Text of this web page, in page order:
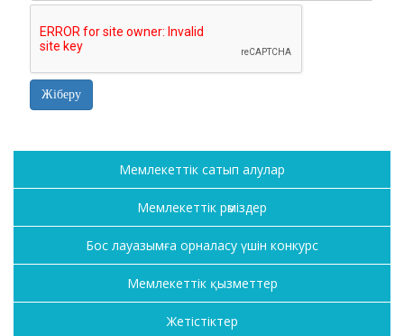
Мемлекеттік сатып алулар
Мемлекеттік рәміздер
Бос лауазымға орналасу үшін конкурс
Мемлекеттік қызметтер
Жетістіктер